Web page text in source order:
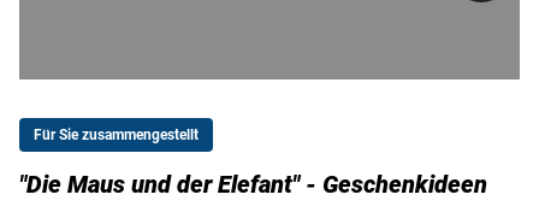
Für Sie zusammengestellt
"Die Maus und der Elefant" - Geschenkideen